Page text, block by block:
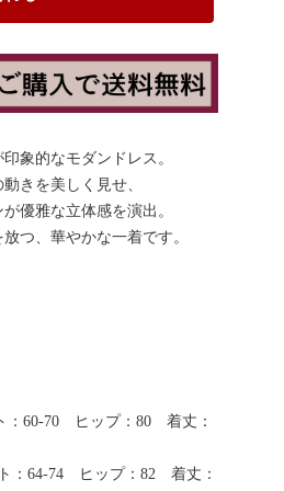
象的なモダンドレス。
きを美しく見せ、
優雅な立体感を演出。
つ、華やかな一着です。
60-70 ヒップ：80 着丈：
：64-74 ヒップ：82 着丈：